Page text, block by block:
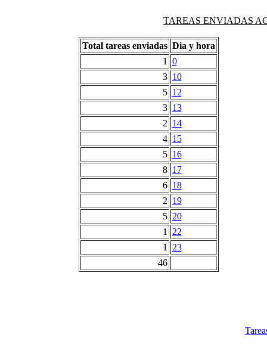
TAREAS ENVIADAS
Total tareas enviadas Dia y hora
1
0
3 10
5 12
3 13
2 14
4 15
5 16
8 17
6 18
2 19
5 20
1
22
1
23
46